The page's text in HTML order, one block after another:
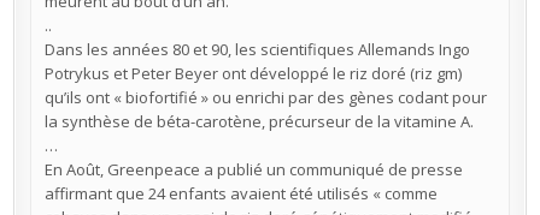
..
Dans les années 80 et 90, les scientifiques Allemands Ingo
Potrykus et Peter Beyer ont développé le riz doré (riz gm)
qu’ils ont « biofortifié » ou enrichi par des gènes codant pour
la synthèse de béta-carotène, précurseur de la vitamine A.
…
En Août, Greenpeace a publié un communiqué de presse
affirmant que 24 enfants avaient été utilisés « comme